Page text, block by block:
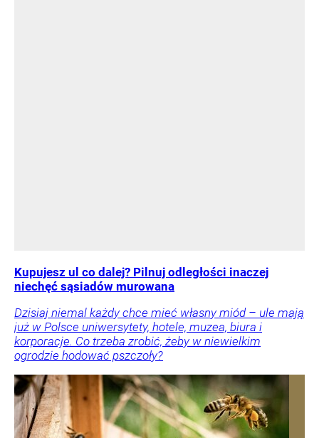
Kupujesz ul co dalej? Pilnuj odległości inaczej
niechęć sąsiadów murowana
Dzisiaj niemal każdy chce mieć własny miód – ule mają
już w Polsce uniwersytety, hotele, muzea, biura i
korporacje. Co trzeba zrobić, żeby w niewielkim
ogrodzie hodować pszczoły?